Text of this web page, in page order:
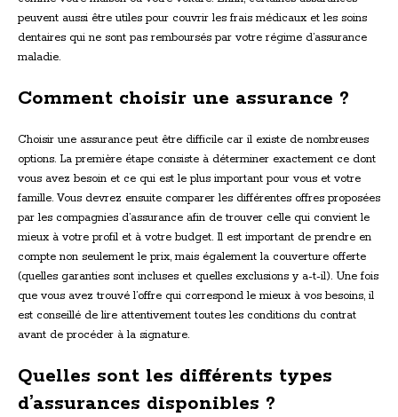
peuvent aussi être utiles pour couvrir les frais médicaux et les soins
dentaires qui ne sont pas remboursés par votre régime d’assurance
maladie.
Comment choisir une assurance ?
Choisir une assurance peut être difficile car il existe de nombreuses
options. La première étape consiste à déterminer exactement ce dont
vous avez besoin et ce qui est le plus important pour vous et votre
famille. Vous devrez ensuite comparer les différentes offres proposées
par les compagnies d’assurance afin de trouver celle qui convient le
mieux à votre profil et à votre budget. Il est important de prendre en
compte non seulement le prix, mais également la couverture offerte
(quelles garanties sont incluses et quelles exclusions y a-t-il). Une fois
que vous avez trouvé l’offre qui correspond le mieux à vos besoins, il
est conseillé de lire attentivement toutes les conditions du contrat
avant de procéder à la signature.
Quelles sont les différents types
d’assurances disponibles ?